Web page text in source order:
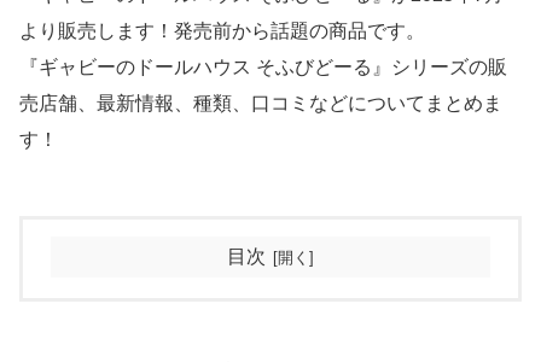
より販売します！発売前から話題の商品です。
『ギャビーのドールハウス そふびどーる』シリーズの販
売店舗、最新情報、種類、口コミなどについてまとめま
す！
目次